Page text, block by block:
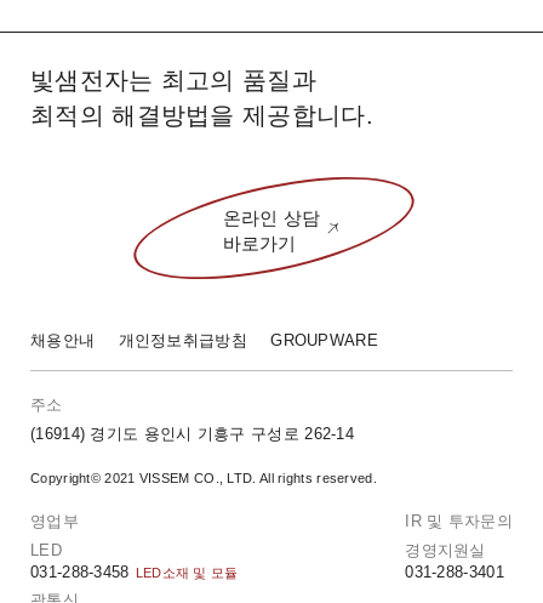
빛샘전자는 최고의 품질과
최적의 해결방법을 제공합니다.
온라인 상담
바로가기
채용안내 개인정보취급방침 GROUPWARE
주소
(16914) 경기도 용인시 기흥구 구성로 262-14
Copyright© 2021 VISSEM CO., LTD. All rights reserved.
영업부
LED
031-288-3458 LED소재 및 모듈
IR 및 투자문의
경영지원실
031-288-3401